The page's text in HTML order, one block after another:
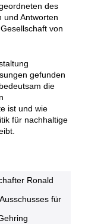
des
und Antworten
von
gefunden
die
ist und wie
für nachhaltige
Ronald
für